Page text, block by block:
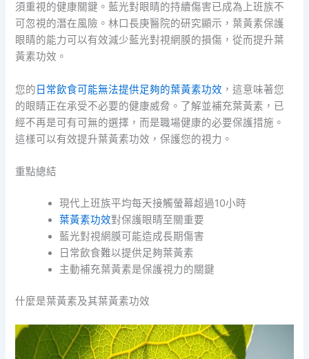
須重視的健康關鍵。藍光對眼睛的持續傷害已成為上班族不
可忽視的潛在風險。林口長庚醫院的研究顯示，葉黃素保護
眼睛的能力可以有效減少藍光對視網膜的損傷，從而提升葉
黃素功效。
您的 日常飲食可能無法提供足夠的葉黃素功效 ，這意味著您
的眼睛正在承受不必要的健康威脅。了解並補充葉黃素，已
經不再是可有可無的選擇，而是職場健康的必要保護措施。
這樣可以有效提升葉黃素功效，保護您的視力。
重點總結
現代上班族平均每天接觸螢幕超過10小時
葉黃素功效對保護眼睛至關重要
藍光對視網膜可能造成長期傷害
日常飲食難以提供足夠葉黃素
主動補充葉黃素是保護視力的關鍵
什麼是葉黃素及其葉黃素功效